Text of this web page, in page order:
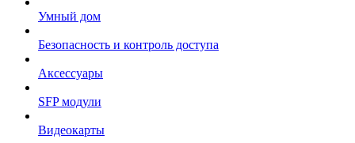
Умный дом
Безопасность и контроль доступа
Аксессуары
SFP модули
Видеокарты